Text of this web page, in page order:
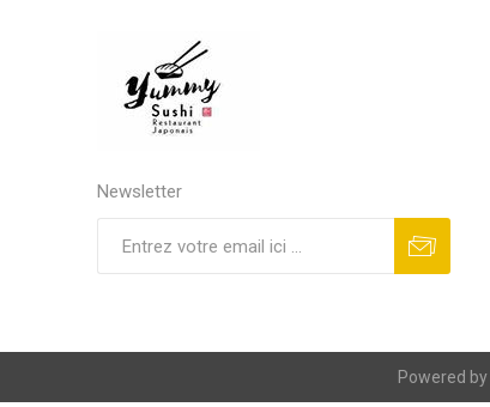
Newsletter
Powered by